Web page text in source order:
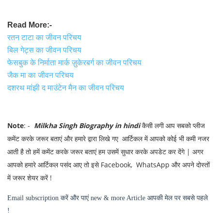
Read More:-
रतन टाटा का जीवन परिचय
बिल गेट्स का जीवन परिचय
फेसबुक के निर्माता मार्क ज़ुकेरबर्ग का जीवन परिचय
जैक मा का जीवन परिचय
दशरथ मांझी द माउंटेन मैन का जीवन परिचय
Note: - Milkha Singh Biography in hindi कैसी लगी आप सबको प्लीज
कमेंट करके जरूर बताएं और हमारे द्वारा लिखे गए आर्टिकल में आपको कोई भी कमी नजर
आती है तो हमें कमेंट करके जरूर बताएं हम उसमें सुधार करके अपडेट कर देंगे | अगर
आपको हमारे आर्टिकल पसंद आए तो इसे Facebook, WhatsApp और अपने दोस्तों
में जरूर शेयर करें !
Email subscription करें और पाएं new & more Article आपकी मेल पर सबसे पहले
!